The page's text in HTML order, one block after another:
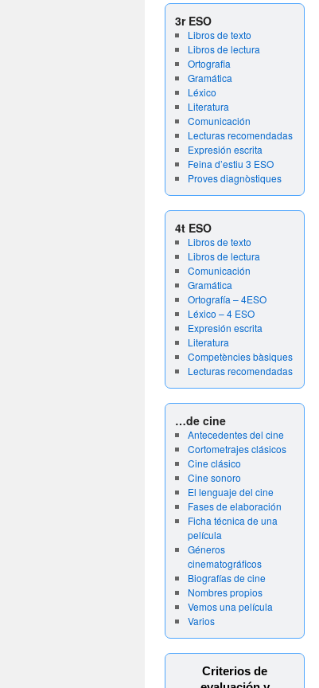
3r ESO
Libros de texto
Libros de lectura
Ortografia
Gramática
Léxico
Literatura
Comunicación
Lecturas recomendadas
Expresión escrita
Feina d’estiu 3 ESO
Proves diagnòstiques
4t ESO
Libros de texto
Libros de lectura
Comunicación
Gramática
Ortografía – 4ESO
Léxico – 4 ESO
Expresión escrita
Literatura
Competències bàsiques
Lecturas recomendadas
…de cine
Antecedentes del cine
Cortometrajes clásicos
Cine clásico
Cine sonoro
El lenguaje del cine
Fases de elaboración
Ficha técnica de una
película
Géneros
cinematográficos
Biografías de cine
Nombres propios
Vemos una película
Varios
Criterios de